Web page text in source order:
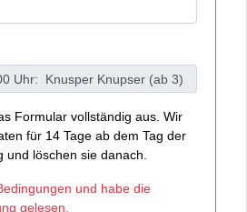
Formular vollständig aus. Wir
für 14 Tage ab dem Tag der
und löschen sie danach.
und habe die
gelesen.